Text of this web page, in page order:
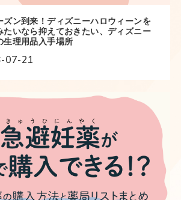
ズン到来！ディズニーハロウィーンを
たいなら抑えておきたい、ディズニー
生理用品入手場所
07-21